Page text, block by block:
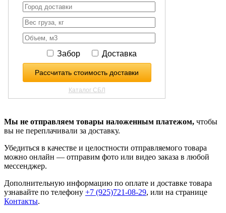
Мы не отправляем товары наложенным платежом, чтобы
вы не переплачивали за доставку.
Убедиться в качестве и целостности отправляемого товара
можно онлайн — отправим фото или видео заказа в любой
мессенджер.
Дополнительную информацию по оплате и доставке товара
узнавайте по телефону +7 (925)721-08-29, или на странице
Контакты.